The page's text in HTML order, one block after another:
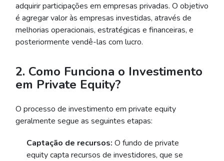
adquirir participações em empresas privadas. O objetivo
é agregar valor às empresas investidas, através de
melhorias operacionais, estratégicas e financeiras, e
posteriormente vendê-las com lucro.
2. Como Funciona o Investimento
em Private Equity?
O processo de investimento em private equity
geralmente segue as seguintes etapas:
Captação de recursos: O fundo de private
equity capta recursos de investidores, que se